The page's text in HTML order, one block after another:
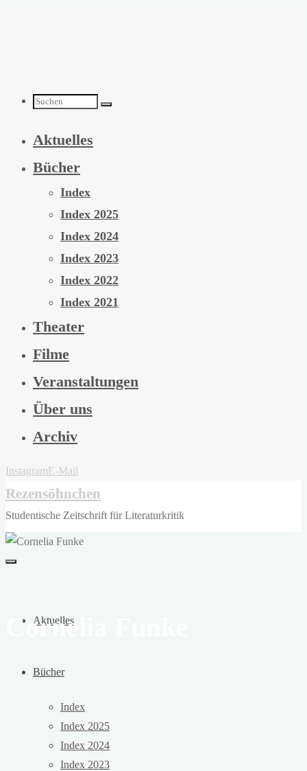
Suchen
nach:
Aktuelles
Bücher
Index
Index 2025
Index 2024
Index 2023
Index 2022
Index 2021
Theater
Filme
Veranstaltungen
Über uns
Archiv
InstagramE-Mail
Rezensöhnchen
Studentische Zeitschrift für Literaturkritik
Aktuelles
Bücher
Index
Index 2025
Index 2024
Index 2023
Cornelia Funke